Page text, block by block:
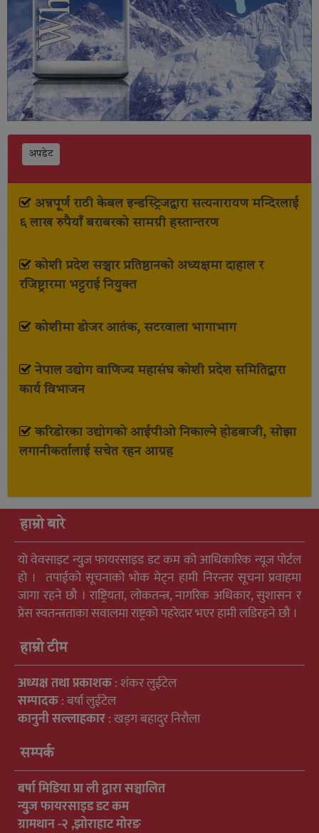
अपडेट
अन्नपूर्ण राठी केबल इन्डस्ट्रिजद्वारा सत्यनारायण मन्दिरलाई
६ लाख रुपैयाँ बराबरको सामग्री हस्तान्तरण
कोशी प्रदेश सञ्चार प्रतिष्ठानको अध्यक्षमा दाहाल र
रजिष्ट्रारमा भट्टराई नियुक्त
कोशीमा डोजर आतंक, सटरवाला भागाभाग
नेपाल उद्योग वाणिज्य महासंघ कोशी प्रदेश समितिद्वारा
कार्य विभाजन
करिडोरका उद्योगको आईपीओ निकाल्ने होडबाजी, सोझा
लगानीकर्तालाई सचेत रहन आग्रह
हाम्रो बारे
यो वेवसाइट न्युुज फायरसाइड डट कम को आधिकारिक न्यूज पोर्टल
हो । तपाईको सूचनाको भोक मेट्न हामी निरन्तर सूचना प्रवाहमा
जागा रहने छौ । राष्ट्रियता, लोकतन्त्र, नागरिक अधिकार, सुशासन र
प्रेस स्वतन्त्रताका सवालमा राष्ट्रको पहरेदार भएर हामी लडिरहने छौ ।
हाम्रो टीम
अध्यक्ष तथा प्रकाशक: शंकर लुईटेल
सम्पादक: बर्षा लुईटेल
कानुनी सल्लाहकार: खड्ग बहादुर निरौला
सम्पर्क
बर्षा मिडिया प्रा ली द्वारा सञ्चालित
न्युुज फायरसाइड डट कम
ग्रामथान -२ ,झोराहाट मोरङ